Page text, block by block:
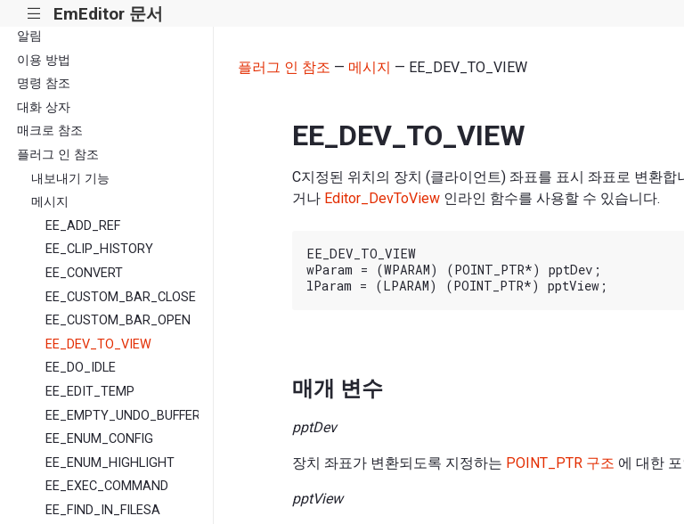
||| EmEditor 문서
알림
이용 방법
명령 참조
대화 상자
매크로 참조
플러그 인 참조
내보내기 기능
메시지
EE_ADD_REF
EE_CLIP_HISTORY
EE_CONVERT
EE_CUSTOM_BAR_CLOSE
EE_CUSTOM_BAR_OPEN
EE_DEV_TO_VIEW
EE_DO_IDLE
EE_EDIT_TEMP
EE_EMPTY_UNDO_BUFFER
EE_ENUM_CONFIG
EE_ENUM_HIGHLIGHT
EE_EXEC_COMMAND
EE_FIND_IN_FILESA
플러그 인 참조 — 메시지 — EE_DEV_TO_VIEW
EE_DEV_TO_VIEW
C지정된 위치의 장치 (클라이언트) 좌표를 표시 좌표로 변환합
거나 Editor_DevToView 인라인 함수를 사용할 수 있습니다.
EE_DEV_TO_VIEW
wParam = (WPARAM) (POINT_PTR*) pptDev;
매개 변수
pptDev
장치 좌표가 변환되도록 지정하는 POINT_PTR 구조 에 대한
pptView